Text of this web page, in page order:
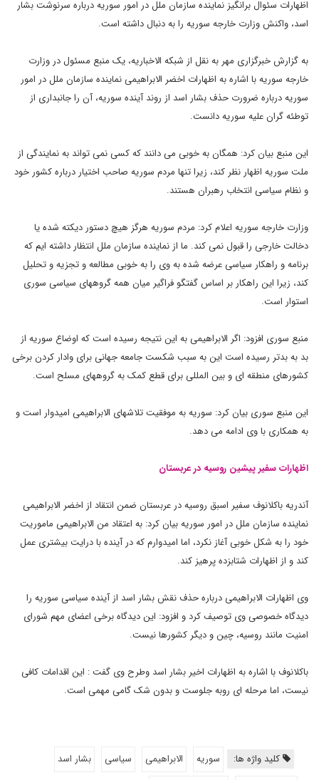
اظهارات سئوال برانگیز نماینده سازمان ملل در امور سوریه درباره سرنوشت بشار
اسد، واکنش وزارت خارجه سوریه را به دنبال داشته است.
به گزارش خبرگزاری مهر به نقل از شبکه الاخباریه، یک منبع مسئول در وزارت
خارجه سوریه با اشاره به اظهارات اخضر الابراهیمی نماینده سازمان ملل در امور
سوریه درباره ضرورت حذف بشار اسد از روند آینده سوریه، آن را جانبداری از
توطئه گران علیه سوریه دانست.
این منبع بیان کرد: همگان به خوبی می دانند که کسی نمی تواند به نمایندگی از
ملت سوریه اظهار نظر کند، زیرا تنها مردم سوریه صاحب اختیار درباره کشور خود
و نظام سیاسی انتخاب رهبران هستند.
وزارت خارجه سوریه اعلام کرد: مردم سوریه هرگز هیچ دستور دیکته شده یا
دخالت خارجی را قبول نمی کند. ما از نماینده سازمان ملل انتظار داشته ایم که
برنامه و راهکار سیاسی عرضه شده به وی را به خوبی مطالعه و تجزیه و تحلیل
کند، زیرا این راهکار بر اساس گفتگو فراگیر میان همه گروههای سیاسی سوری
استوار است.
منبع سوری افزود: اگر الابراهیمی به این نتیجه رسیده است که اوضاع سوریه از
بد به بدتر رسیده است این به سبب شکست جامعه جهانی برای وادار کردن برخی
کشورهای منطقه ای و بین المللی برای قطع کمک به گروههای مسلح است.
این منبع سوری بیان کرد: سوریه به موفقیت تلاشهای الابراهیمی امیدوار است و
به همکاری با وی ادامه می دهد.
اظهارات سفیر پیشین روسیه در عربستان
آندریه باکلانوف سفیر اسبق روسیه در عربستان ضمن انتقاد از اخضر الابراهیمی
نماینده سازمان ملل در امور سوریه بیان کرد: به اعتقاد من الابراهیمی ماموریت
خود را به شکل خوبی آغاز نکرد، اما امیدوارم که در آینده با درایت بیشتری عمل
کند و از اظهارات شتابزده پرهیز کند.
وی اظهارات الابراهیمی درباره حذف نقش بشار اسد از آینده سیاسی سوریه را
دیدگاه خصوصی وی توصیف کرد و افزود: این دیدگاه برخی اعضای مهم شورای
امنیت مانند روسیه، چین و دیگر کشورها نیست.
باکلانوف با اشاره به اظهارات اخیر بشار اسد وطرح وی گفت : این اقدامات کافی
نیست، اما مرحله ای روبه جلوست و بدون شک گامی مهمی است.
کلید واژه ها: سوریه الابراهیمی سیاسی
بشار اسد